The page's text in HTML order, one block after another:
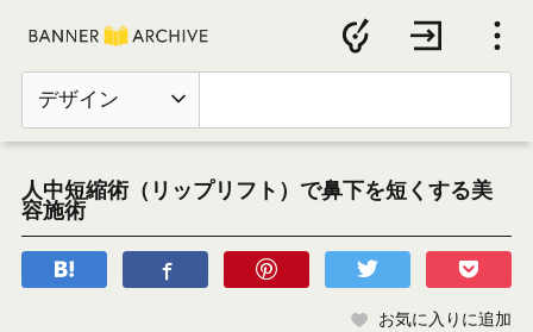
デザイン
人中短縮術（リップリフト）で鼻下を短くする美
容施術
お気に入りに追加